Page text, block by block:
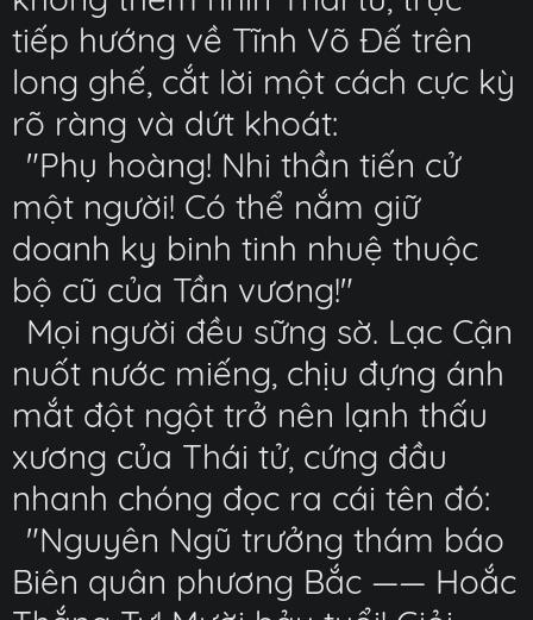
tiếp hướng về Tĩnh Võ Đế trên
long ghế, cắt lời một cách cực kỳ
rõ ràng và dứt khoát:
"Phụ hoàng! Nhi thần tiến cử
một người! Có thể nắm giữ
doanh kỵ binh tinh nhuệ thuộc
bộ cũ của Tần vương!"
Mọi người đều sững sờ. Lạc Cận
nuốt nước miếng, chịu đựng ánh
mắt đột ngột trở nên lạnh thấu
xương của Thái tử, cứng đầu
nhanh chóng đọc ra cái tên đó:
"Nguyên Ngũ trưởng thám báo
Biên quân phương Bắc —— Hoắc